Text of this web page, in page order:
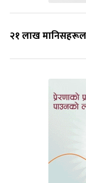
२१ लाख